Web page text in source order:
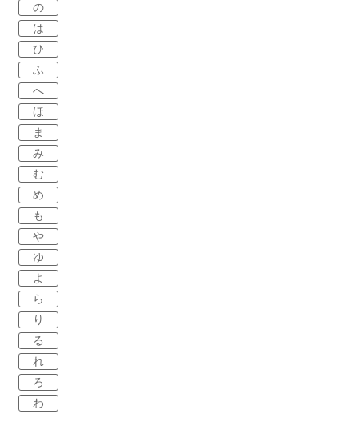
の
は
ひ
ふ
へ
ほ
ま
み
む
め
も
や
ゆ
よ
ら
り
る
れ
ろ
わ